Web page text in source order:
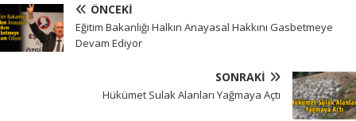
ÖNCEKI
Eğitim Bakanlığı Halkın Anayasal Hakkını Gasbetmeye
Devam Ediyor
SONRAKI
Hükümet Sulak Alanları Yağmaya Açtı